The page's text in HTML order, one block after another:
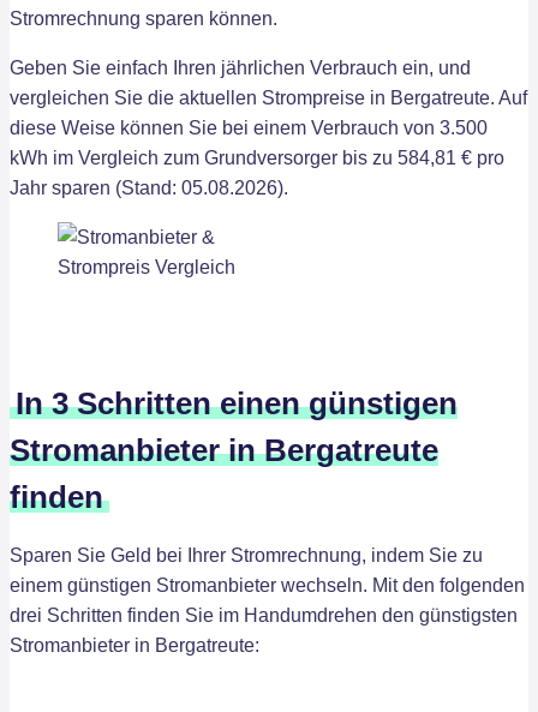
Stromrechnung sparen können.
Geben Sie einfach Ihren jährlichen Verbrauch ein, und
vergleichen Sie die aktuellen Strompreise in Bergatreute. Auf
diese Weise können Sie bei einem Verbrauch von 3.500
kWh im Vergleich zum Grundversorger bis zu 584,81 € pro
Jahr sparen (Stand: 05.08.2026).
In 3 Schritten einen günstigen
Stromanbieter in Bergatreute
finden
Sparen Sie Geld bei Ihrer Stromrechnung, indem Sie zu
einem günstigen Stromanbieter wechseln. Mit den folgenden
drei Schritten finden Sie im Handumdrehen den günstigsten
Stromanbieter in Bergatreute: